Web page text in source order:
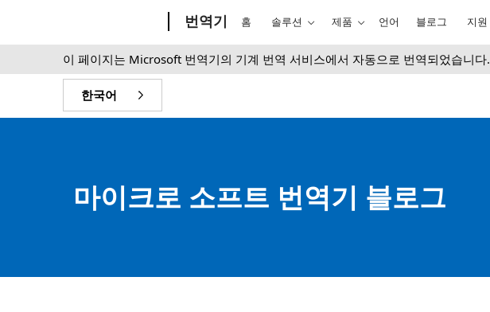
번역기 홈 솔루션 제품 언어 블로그 지원
이 페이지는 Microsoft 번역기의 기계 번역 서비스에서 자동으로 번역되었습니다.
한국어
마이크로 소프트 번역기 블로그